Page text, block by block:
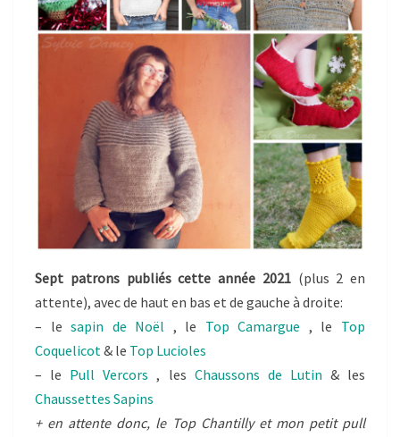
Sept patrons publiés cette année 2021(plus 2 en
attente), avec de haut en bas et de gauche à droite:
– lesapin de Noël , le Top Camargue , le Top
Coquelicot& le Top Lucioles
– le Pull Vercors , les Chaussons de Lutin & les
Chaussettes Sapins
+ en attente donc, le Top Chantilly et mon petit pull